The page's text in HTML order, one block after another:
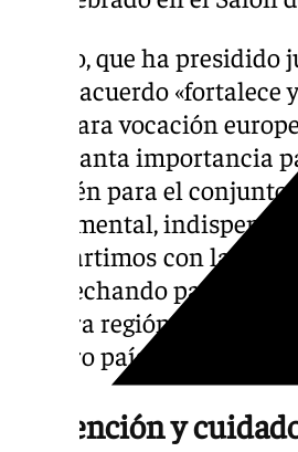
Carazo, que ha
que el acuerdo
una clara vocación
tiene tanta importancia
también para el
fundamental,
compartimos con la
aprovechando para
nuestra región para
nuestro país y a
Prevención y